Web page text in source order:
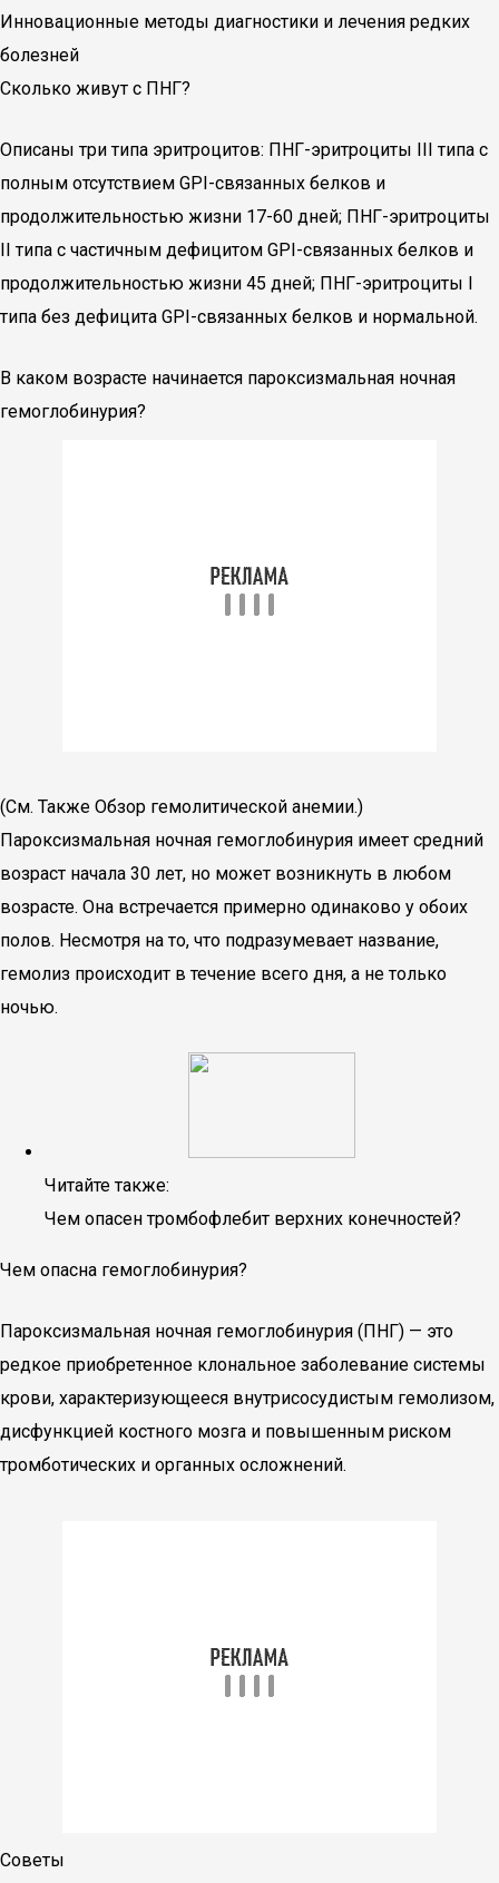
Инновационные методы диагностики и лечения редких
болезней
Сколько живут с ПНГ?
Описаны три типа эритроцитов: ПНГ-эритроциты III типа с
полным отсутствием GPI-связанных белков и
продолжительностью жизни 17-60 дней; ПНГ-эритроциты
II типа с частичным дефицитом GPI-связанных белков и
продолжительностью жизни 45 дней; ПНГ-эритроциты I
типа без дефицита GPI-связанных белков и нормальной.
В каком возрасте начинается пароксизмальная ночная
гемоглобинурия?
(См. Также Обзор гемолитической анемии.)
Пароксизмальная ночная гемоглобинурия имеет средний
возраст начала 30 лет, но может возникнуть в любом
возрасте. Она встречается примерно одинаково у обоих
полов. Несмотря на то, что подразумевает название,
гемолиз происходит в течение всего дня, а не только
ночью.
Читайте также:
Чем опасен тромбофлебит верхних конечностей?
Чем опасна гемоглобинурия?
Пароксизмальная ночная гемоглобинурия (ПНГ) — это
редкое приобретенное клональное заболевание системы
крови, характеризующееся внутрисосудистым гемолизом,
дисфункцией костного мозга и повышенным риском
тромботических и органных осложнений.
Советы